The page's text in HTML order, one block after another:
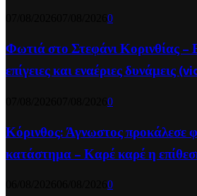
0
Φωτιά στο Στεφάνι Κορινθίας –
επίγειες και εναέριες δυνάμεις
0
Κόρινθος: Άγνωστος προκάλεσε
κατάστημα – Καρέ καρέ η
0